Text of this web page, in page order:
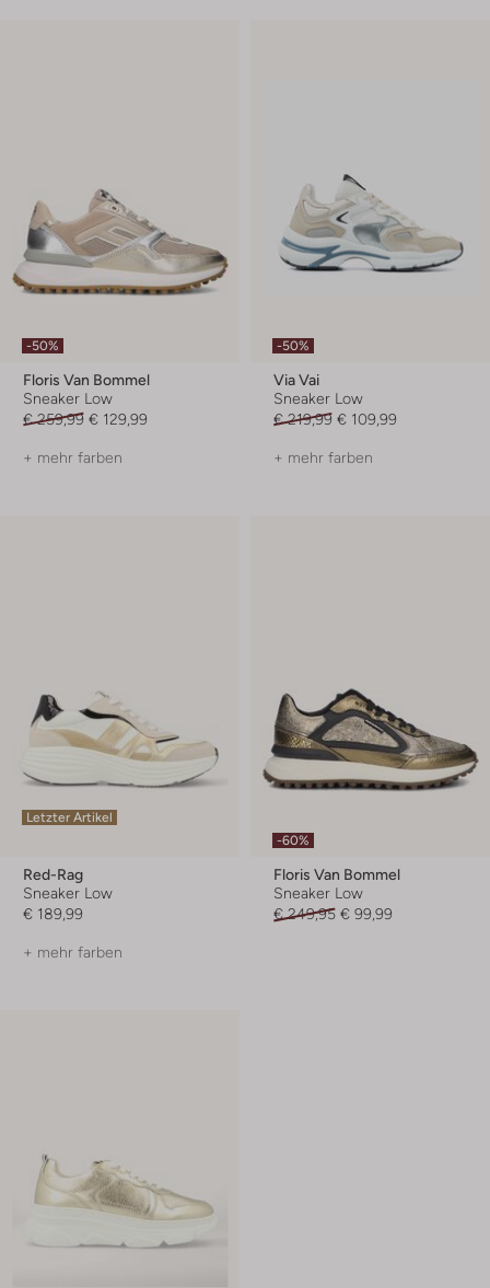
-50%
Floris Van Bommel
Sneaker Low
€ 259,99 € 129,99
+ mehr farben
-50%
Via Vai
Sneaker Low
€ 219,99 € 109,99
+ mehr farben
Letzter Artikel
Red-Rag
Sneaker Low
€ 189,99
+ mehr farben
-60%
Floris Van Bommel
Sneaker Low
€ 249,95 € 99,99